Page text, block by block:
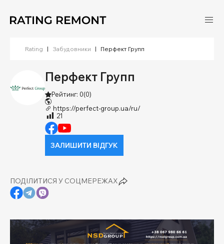
Rating | Забудовники | Перфект Групп
Перфект Групп
Рейтинг: 0(0)
https://perfect-group.ua/ru/
21
ЗАЛИШИТИ ВІДГУК
ПОДІЛИТИСЯ У СОЦМЕРЕЖАХ